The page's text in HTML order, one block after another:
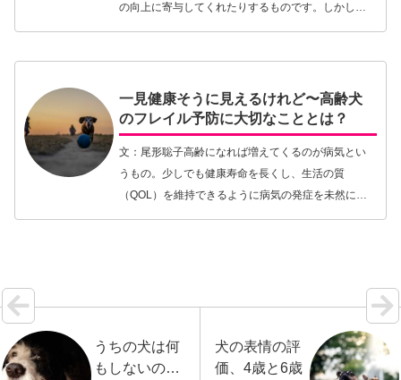
の向上に寄与してくれたりするものです。しかし一
方で、慢性疾患を患う犬の世話が長年にわたれば、
一見健康そうに見えるけれど〜高齢犬
のフレイル予防に大切なこととは？
文：尾形聡子高齢になれば増えてくるのが病気とい
うもの。少しでも健康寿命を長くし、生活の質
（QOL）を維持できるように病気の発症を未然に防
いだり、病気を重篤化させないようなるべく早く発
うちの犬は何
もしないの…
犬の表情の評
価、4歳と6歳